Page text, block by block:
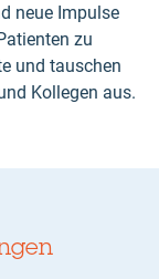
neue Impulse
zu
und tauschen
Kollegen aus.